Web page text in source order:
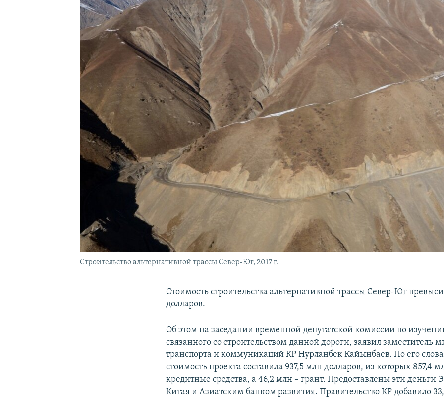
Строительство альтернативной трассы Север-Юг, 2017 г.
Стоимость строительства альтернативной трассы Север-Юг
долларов.
Об этом на заседании временной депутатской комиссии по
связанного со строительством данной дороги, заявил заместитель
транспорта и коммуникаций КР Нурланбек Кайынбаев. По его
стоимость проекта составила 937,5 млн долларов, из которых 857,4
кредитные средства, а 46,2 млн – грант. Предоставлены эти деньги
Китая и Азиатским банком развития. Правительство КР добавило